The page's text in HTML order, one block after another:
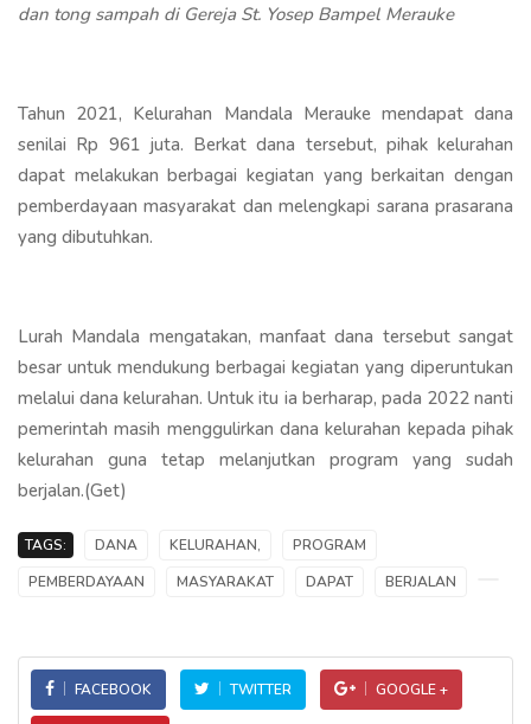
dan tong sampah di Gereja St. Yosep Bampel Merauke
Tahun 2021, Kelurahan Mandala Merauke mendapat dana
senilai Rp 961 juta. Berkat dana tersebut, pihak kelurahan
dapat melakukan berbagai kegiatan yang berkaitan dengan
pemberdayaan masyarakat dan melengkapi sarana prasarana
yang dibutuhkan.
Lurah Mandala mengatakan, manfaat dana tersebut sangat
besar untuk mendukung berbagai kegiatan yang diperuntukan
melalui dana kelurahan. Untuk itu ia berharap, pada 2022 nanti
pemerintah masih menggulirkan dana kelurahan kepada pihak
kelurahan guna tetap melanjutkan program yang sudah
berjalan.(Get)
TAGS: DANA KELURAHAN,
PROGRAM
PEMBERDAYAAN
MASYARAKAT DAPAT BERJALAN
FACEBOOK TWITTER GOOGLE +